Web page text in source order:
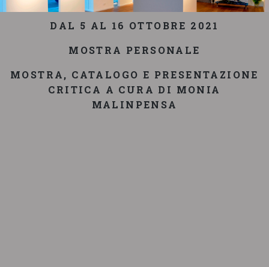
DAL 5 AL 16 OTTOBRE 2021
MOSTRA PERSONALE
MOSTRA, CATALOGO E PRESENTAZIONE
CRITICA A CURA DI MONIA
MALINPENSA